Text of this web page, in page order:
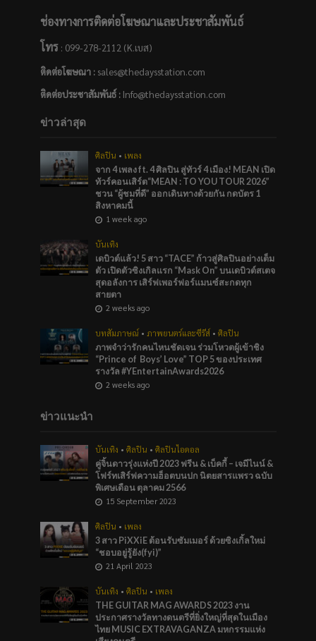
ช่องทางการติดต่อโฆษณาและประชาสัมพันธ์
โทร: 099-278-2112 (K.เบส)
ติดต่อโฆษณา :sales@thedaysstation.com
ติดต่อประชาสัมพันธ์: Info@thedaysstation.com
ข่าวล่าสุด
ศิลปิน • เพลง
จาก 4 เพลง ft. 4 ศิลปิน สู่ทัวร์ 4 เมือง! MEAN เปิด
ทัวร์คอนเสิร์ต“MEAN : TO YOU TOUR 2026”
ชวน “ผู้ชมที่ดี” ออกเดินทางด้วยกัน กดบัตร 1
สิงหาคมนี้
1 week ago
บันเทิง
เดบิวต์แล้ว! 5 สาว “TACE” ก้าวสู่ศิลปินอย่างเต็ม
ตัว เปิดตัวซิงเกิลแรก “Mask On” บนเดบิวต์สเตจ
สุดอลังการ เสิร์ฟเพอร์ฟอร์แมนซ์สะกดทุก
สายตา
2 weeks ago
บทสัมภาษณ์ • ภาพยนตร์และซีรีส์ • ศิลปิน
ภาพจำว่ารักคนไหนชัดเจน ร่วมโหวตผู้เข้าชิง
“Prince of Boys’ Love” TOP 5 ของประเทศ
รางวัล #YEntertainAwards2026
2 weeks ago
ข่าวแนะนำ
บันเทิง • ศิลปิน • ศิลปินไอดอล
คู่จิ้นดาวรุ่งแห่งปี 2023 ฟรีน & เบ็คกี้ – เจมีไนน์ &
โฟร์ทเสิร์ฟความฮ็อตบนปก นิตยสารแพรว ฉบับ
พิเศษเดือน ตุลาคม 2566
15 September 2023
ศิลปิน • เพลง
3 สาว PiXXiE ต้อนรับซัมเมอร์ ด้วยซิงเกิ้ลใหม่
“ชอบอยู่รู้ยัง(fyi)”
21 April 2023
บันเทิง • ศิลปิน • เพลง
THE GUITAR MAG AWARDS 2023 งาน
ประกาศรางวัลทางดนตรีที่ยิ่งใหญ่ที่สุดในเมือง
ไทย MUSIC EXTRAVAGANZA มหกรรมแห่ง